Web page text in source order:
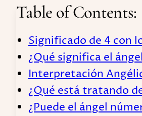
Table of Contents:
Significado de 4 con
¿Qué significa el
Interpretación
¿Qué está tratando
¿Puede el ángel